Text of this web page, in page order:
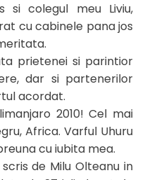
si colegul meu Liviu,
cu cabinele pana jos
prietenei si parintior
dar si partenerilor
acordat.
2010! Cel mai
Africa. Varful Uhuru
cu iubita mea.
de Milu Olteanu in